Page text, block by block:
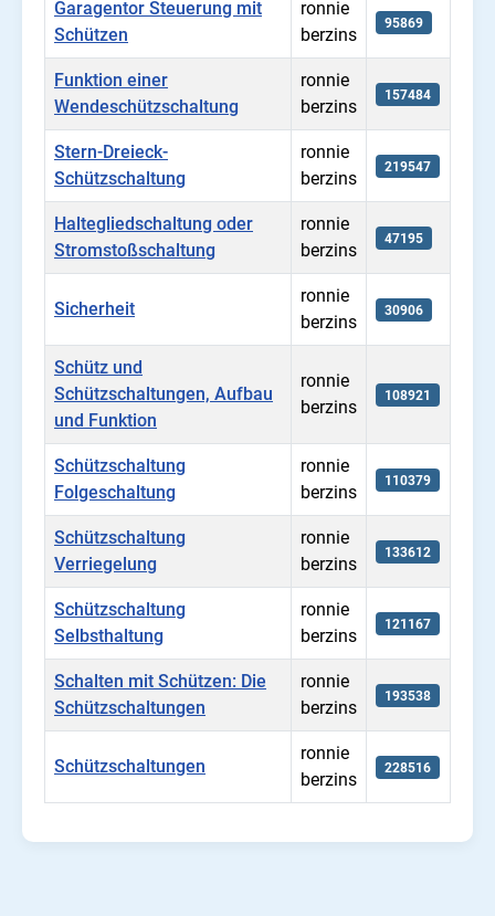
Garagentor Steuerung mit
Schützen
ronnie
berzins
95869
Funktion einer
Wendeschützschaltung
ronnie
berzins
157484
Stern-Dreieck-
Schützschaltung
ronnie
berzins
219547
Haltegliedschaltung oder
Stromstoßschaltung
ronnie
berzins
47195
Sicherheit
ronnie
berzins
30906
Schütz und
Schützschaltungen, Aufbau
und Funktion
ronnie
berzins
108921
Schützschaltung
Folgeschaltung
ronnie
berzins
110379
Schützschaltung
Verriegelung
ronnie
berzins
133612
Schützschaltung
Selbsthaltung
ronnie
berzins
121167
Schalten mit Schützen: Die
Schützschaltungen
ronnie
berzins
193538
Schützschaltungen
ronnie
berzins
228516